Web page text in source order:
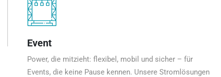
Event
Power, die mitzieht: flexibel, mobil und sicher – für
Events, die keine Pause kennen. Unsere Stromlösungen